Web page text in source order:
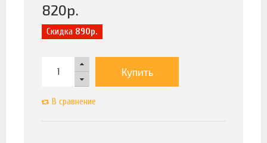
820р.
Скидка 890р.
Купить
В сравнение